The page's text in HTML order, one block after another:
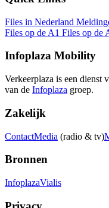
Files in Nederland
Files op de A1 Files op de
Infoplaza Mobility
Verkeerplaza is een dienst
van de Infoplaza groep.
Zakelijk
ContactMedia (radio & tv)
Bronnen
InfoplazaVialis